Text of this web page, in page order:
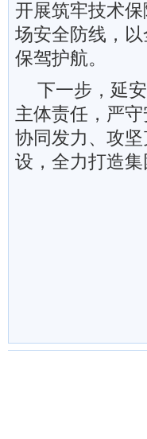
开展筑牢技术
场安全防线，
保驾护航。
下一步，延
主体责任，严
协同发力、攻
设，全力打造集